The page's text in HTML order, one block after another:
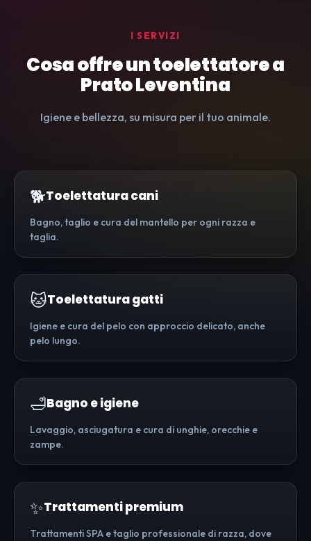
I SERVIZI
Cosa offre un toelettatore a
Prato Leventina
Igiene e bellezza, su misura per il tuo animale.
🐕Toelettatura cani
Bagno, taglio e cura del mantello per ogni razza e
taglia.
🐱Toelettatura gatti
Igiene e cura del pelo con approccio delicato, anche
pelo lungo.
🛁Bagno e igiene
Lavaggio, asciugatura e cura di unghie, orecchie e
zampe.
✨Trattamenti premium
Trattamenti SPA e taglio professionale di razza, dove